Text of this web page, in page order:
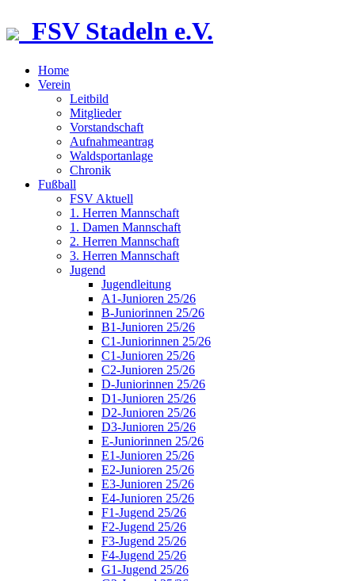
FSV Stadeln e.V.
Home
Verein
Leitbild
Mitglieder
Vorstandschaft
Aufnahmeantrag
Waldsportanlage
Chronik
Fußball
FSV Aktuell
1. Herren Mannschaft
1. Damen Mannschaft
2. Herren Mannschaft
3. Herren Mannschaft
Jugend
Jugendleitung
A1-Junioren 25/26
B-Juniorinnen 25/26
B1-Junioren 25/26
C1-Juniorinnen 25/26
C1-Junioren 25/26
C2-Junioren 25/26
D-Juniorinnen 25/26
D1-Junioren 25/26
D2-Junioren 25/26
D3-Junioren 25/26
E-Juniorinnen 25/26
E1-Junioren 25/26
E2-Junioren 25/26
E3-Junioren 25/26
E4-Junioren 25/26
F1-Jugend 25/26
F2-Jugend 25/26
F3-Jugend 25/26
F4-Jugend 25/26
G1-Jugend 25/26